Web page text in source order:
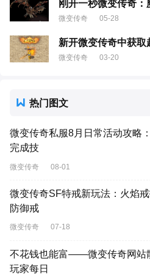
刚开一秒微变传奇
微变传奇 05-28
新开微变传奇中获
微变传奇 03-20
热门图文
微变传奇私服8月日常活动攻略
完成技
微变传奇 08-01
微变传奇SF特戒新玩法：火焰
防御戒
微变传奇 07-18
不花钱也能富——微变传奇网站
玩家每日